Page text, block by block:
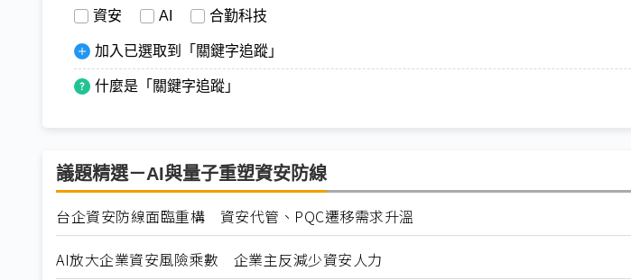
資安 AI 合勤科技
加入已選取到「關鍵字追蹤」
什麼是「關鍵字追蹤」
議題精選－AI與量子重塑資安防線
台企資安防線面臨重構 資安代管、PQC遷移需求升溫
AI放大企業資安風險乘數 企業主反減少資安人力